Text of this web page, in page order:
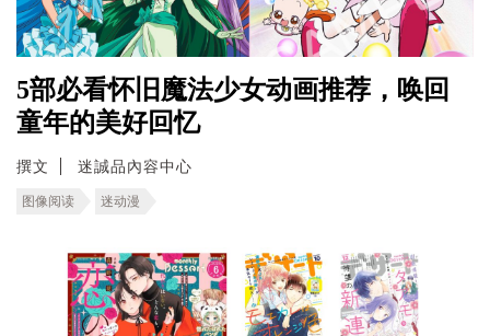
5部必看怀旧魔法少女动画推荐，唤回
童年的美好回忆
撰文 迷誠品內容中心
图像阅读 迷动漫